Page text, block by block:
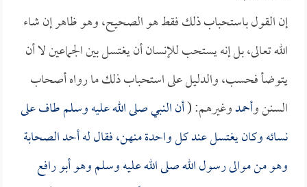
إن القول باستحباب ذلك فقط هو الصحيح، وهو ظاهر إن شاء
الله تعالى، بل إنه يستحب للإنسان أن يغتسل بين الجماعين لا أن
يتوضأ فحسب، والدليل على استحباب ذلك ما رواه أصحاب
السنن وأحمدوغيرهم: (أن النبي صلى الله عليه وسلم طاف على
نسائه وكان يغتسل عند كل واحدة منهن، فقال له أحد الصحابة
وهو من موالى رسول الله صلى الله عليه وسلم وهوأبو رافع